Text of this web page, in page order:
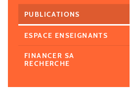
PUBLICATIONS
ESPACE ENSEIGNANTS
FINANCER SA
RECHERCHE